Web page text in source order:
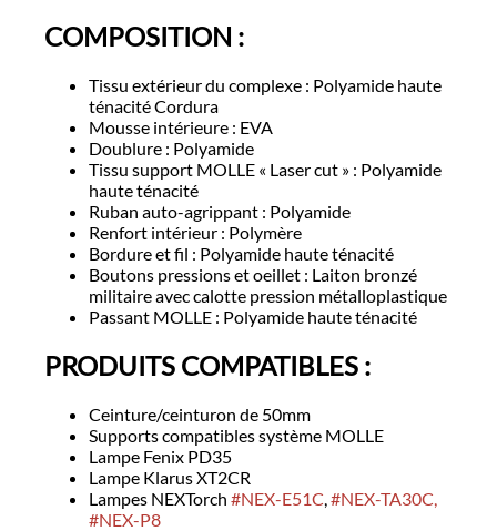
COMPOSITION :
Tissu extérieur du complexe : Polyamide haute
ténacité Cordura
Mousse intérieure : EVA
Doublure : Polyamide
Tissu support MOLLE « Laser cut » : Polyamide
haute ténacité
Ruban auto-agrippant : Polyamide
Renfort intérieur : Polymère
Bordure et fil : Polyamide haute ténacité
Boutons pressions et oeillet : Laiton bronzé
militaire avec calotte pression métalloplastique
Passant MOLLE : Polyamide haute ténacité
PRODUITS COMPATIBLES :
Ceinture/ceinturon de 50mm
Supports compatibles système MOLLE
Lampe Fenix PD35
Lampe Klarus XT2CR
Lampes NEXTorch #NEX-E51C #NEX-TA30C,
#NEX-P8